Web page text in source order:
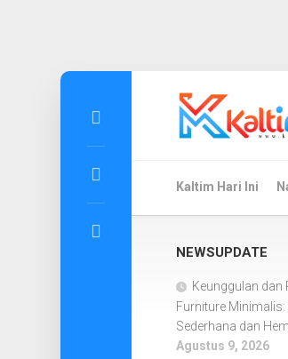
Kaltim Hari Ini
NEWSUPDATE
Keunggulan dan
Furniture Minimalis:
Sederhana dan
Agustus 9, 2026